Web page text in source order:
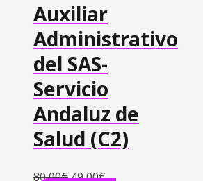
Auxiliar
Administrativo
del SAS-
Servicio
Andaluz de
Salud (C2)
80,00€49,00€